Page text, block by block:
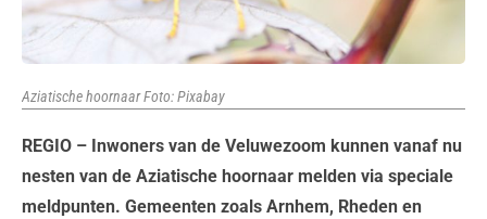
Aziatische hoornaar Foto: Pixabay
REGIO – Inwoners van de Veluwezoom kunnen vanaf nu
nesten van de Aziatische hoornaar melden via speciale
meldpunten. Gemeenten zoals Arnhem, Rheden en